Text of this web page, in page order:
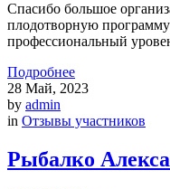
Спасибо большое
плодотворную
профессиональный
Подробнее
28 Май, 2023
by admin
in Отзывы участников
Рыбалко